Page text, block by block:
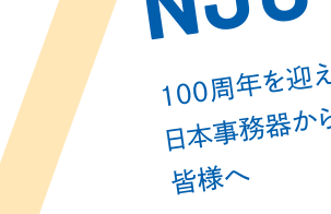
100周年を迎
日本事務器か
皆様へ